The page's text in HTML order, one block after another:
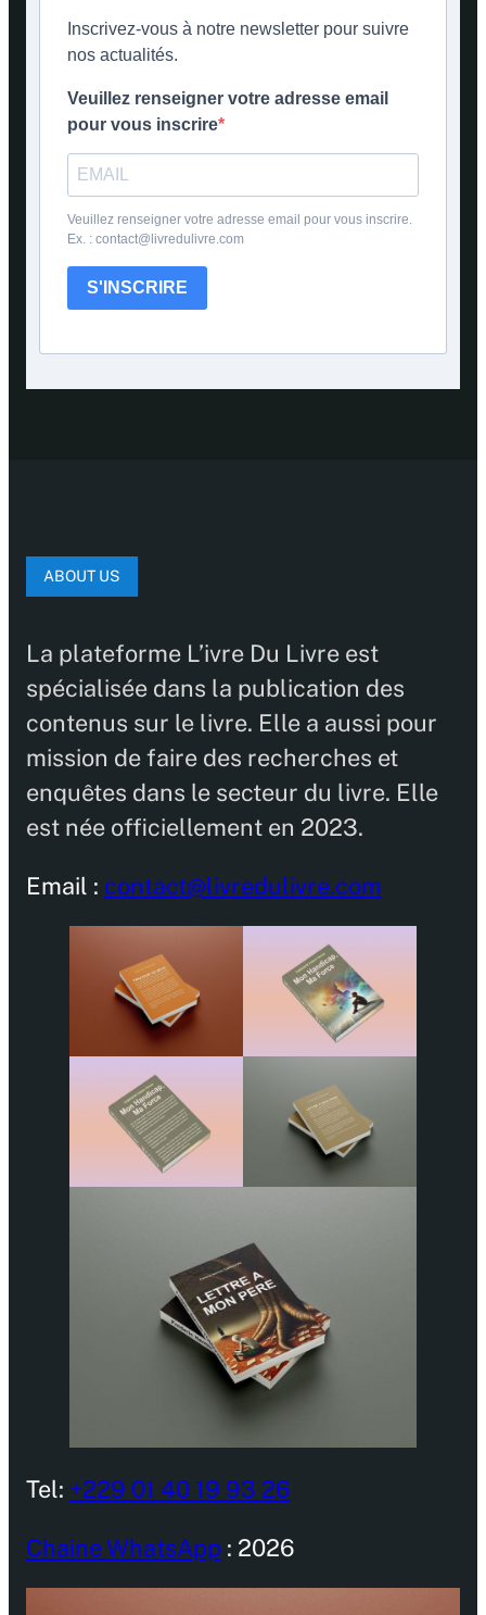
Inscrivez-vous à notre newsletter pour suivre
nos actualités.
Veuillez renseigner votre adresse email
pour vous inscrire
Veuillez renseigner votre adresse email pour vous inscrire.
Ex. : contact@livredulivre.com
S'INSCRIRE
ABOUT US
La plateforme L’ivre Du Livre est
spécialisée dans la publication des
contenus sur le livre. Elle a aussi pour
mission de faire des recherches et
enquêtes dans le secteur du livre. Elle
est née officiellement en 2023.
Email : contact@livredulivre.com
Tel: +229 01 40 19 93 26
Chaine WhatsApp : 2026